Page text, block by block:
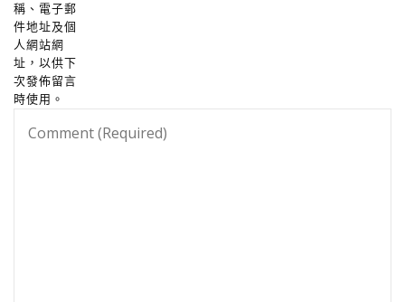
稱、電子郵
件地址及個
人網站網
址，以供下
次發佈留言
時使用。